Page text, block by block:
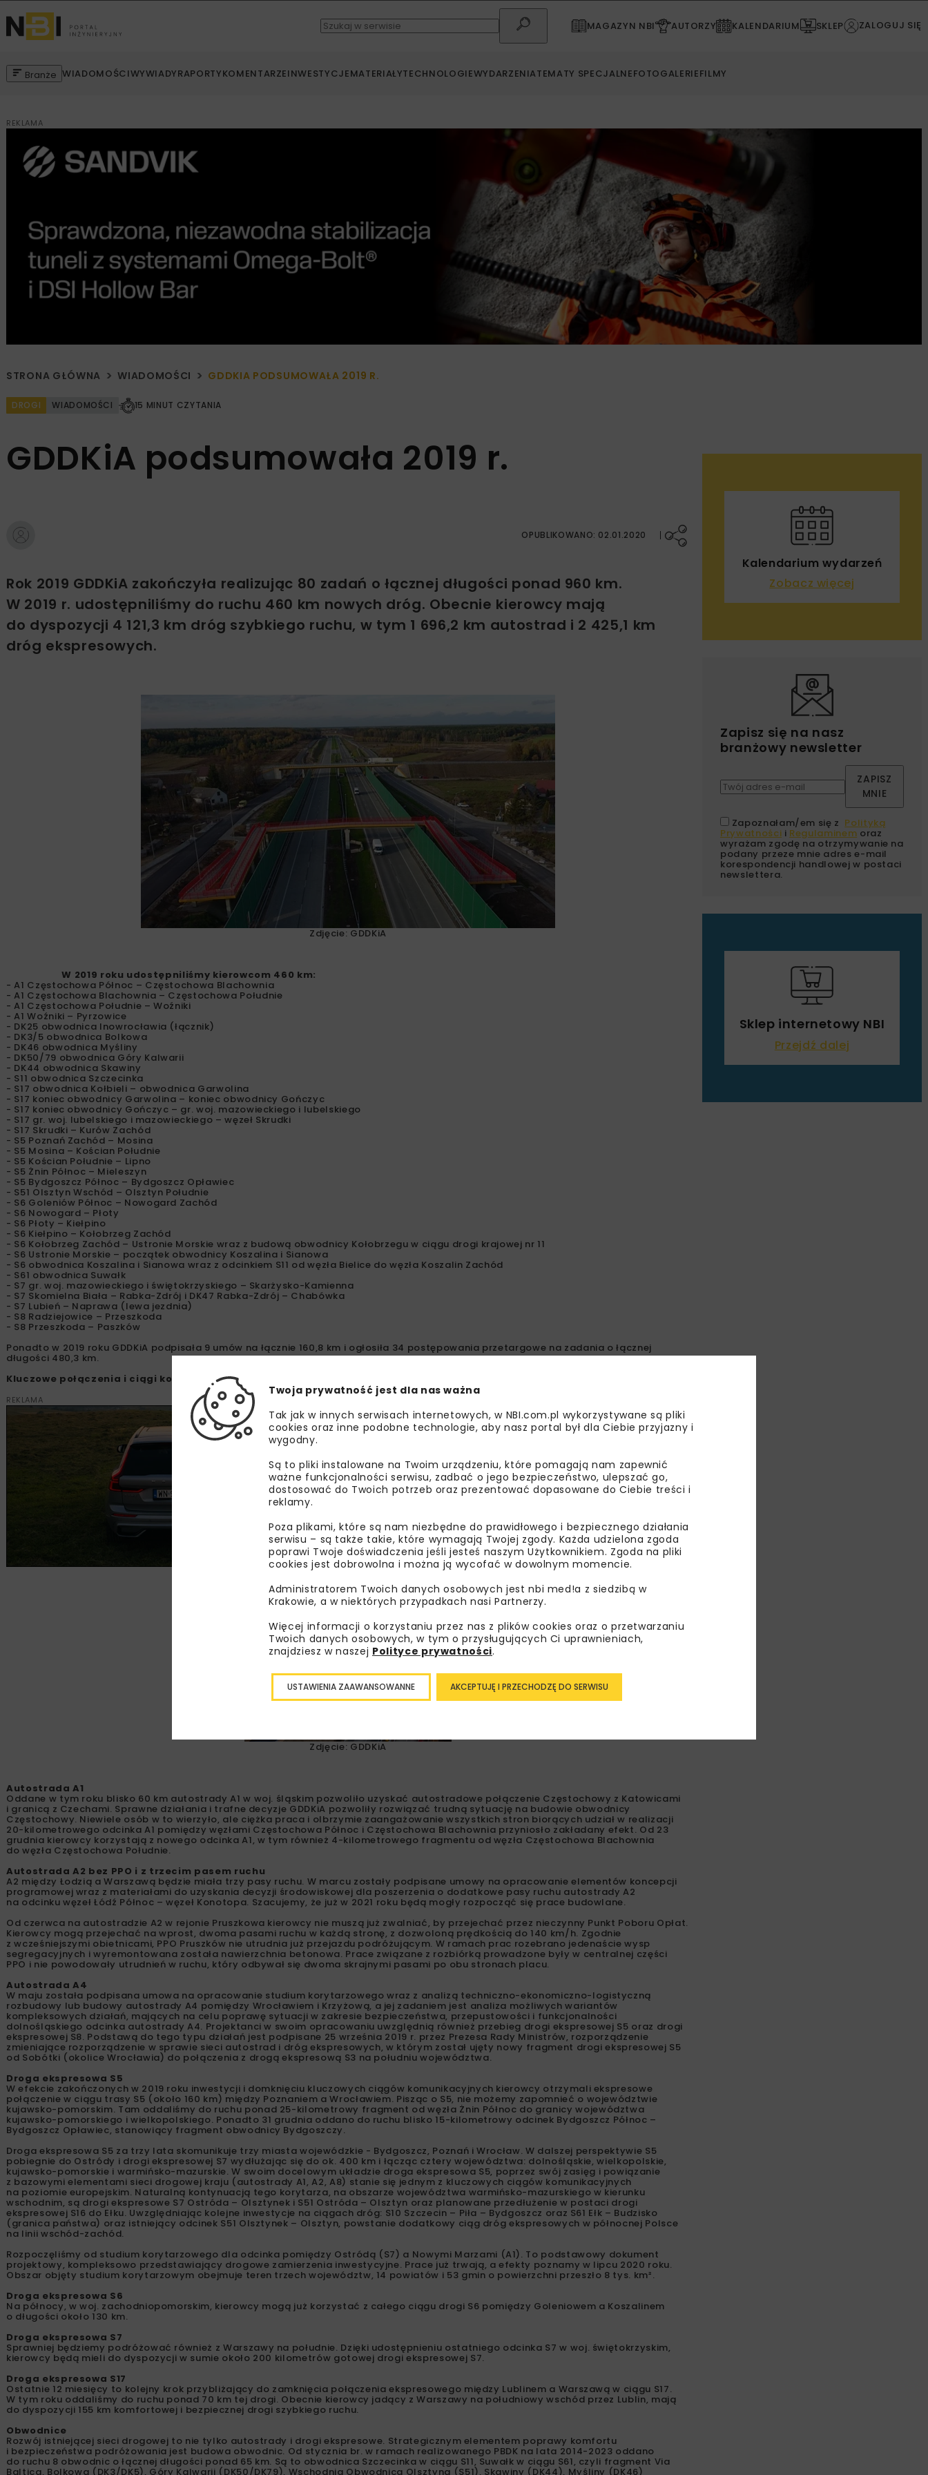
MAGAZYN NBI AUTORZY KALENDARIUM SKLEP ZALOGUJ SIĘ
Branże WIADOMOŚCIWYWIADYRAPORTYKOMENTARZEINWESTYCJEMATERIAŁYTECHNOLOGIEWYDARZENIATEMATY SPECJALNEFOTOGALERIEFILMY
REKLAMA
STRONA GŁÓWNA WIADOMOŚCI GDDKIA PODSUMOWAŁA 2019 R.
DROGI WIADOMOŚCI 15 MINUT CZYTANIA
GDDKiA podsumowała 2019 r.
OPUBLIKOWANO: 02.01.2020
Rok 2019 GDDKiA zakończyła realizując 80 zadań o łącznej długości ponad 960 km.
W 2019 r. udostępniliśmy do ruchu 460 km nowych dróg. Obecnie kierowcy mają
do dyspozycji 4 121,3 km dróg szybkiego ruchu, w tym 1 696,2 km autostrad i 2 425,1 km
dróg ekspresowych.
Zdjęcie: GDDKiA
W 2019 roku udostępniliśmy kierowcom 460 km:
- A1 Częstochowa Północ – Częstochowa Blachownia
- A1 Częstochowa Blachownia – Częstochowa Południe
- A1 Częstochowa Południe – Woźniki
- A1 Woźniki – Pyrzowice
- DK25 obwodnica Inowrocławia (łącznik)
- DK3/5 obwodnica Bolkowa
- DK46 obwodnica Myśliny
- DK50/79 obwodnica Góry Kalwarii
- DK44 obwodnica Skawiny
- S11 obwodnica Szczecinka
- S17 obwodnica Kołbieli – obwodnica Garwolina
- S17 koniec obwodnicy Garwolina – koniec obwodnicy Gończyc
- S17 koniec obwodnicy Gończyc – gr. woj. mazowieckiego i lubelskiego
- S17 gr. woj. lubelskiego i mazowieckiego – węzeł Skrudki
- S17 Skrudki – Kurów Zachód
- S5 Poznań Zachód – Mosina
- S5 Mosina – Kościan Południe
- S5 Kościan Południe – Lipno
- S5 Żnin Północ – Mieleszyn
- S5 Bydgoszcz Północ – Bydgoszcz Opławiec
- S51 Olsztyn Wschód – Olsztyn Południe
- S6 Goleniów Północ – Nowogard Zachód
- S6 Nowogard – Płoty
- S6 Płoty – Kiełpino
- S6 Kiełpino – Kołobrzeg Zachód
- S6 Kołobrzeg Zachód – Ustronie Morskie wraz z budową obwodnicy Kołobrzegu w ciągu drogi krajowej nr 11
- S6 Ustronie Morskie – początek obwodnicy Koszalina i Sianowa
- S6 obwodnica Koszalina i Sianowa wraz z odcinkiem S11 od węzła Bielice do węzła Koszalin Zachód
- S61 obwodnica Suwałk
- S7 gr. woj. mazowieckiego i świętokrzyskiego – Skarżysko-Kamienna
- S7 Skomielna Biała – Rabka-Zdrój i DK47 Rabka-Zdrój – Chabówka
- S7 Lubień – Naprawa (lewa jezdnia)
- S8 Radziejowice – Przeszkoda
- S8 Przeszkoda – Paszków
Ponadto w 2019 roku GDDKiA podpisała 9 umów na łącznie 160,8 km i ogłosiła 34 postępowania przetargowe na zadania o łącznej
długości 480,3 km.
Kluczowe połączenia i ciągi komunikacyjne
REKLAMA
Zdjęcie: GDDKiA
Autostrada A1
Oddane w tym roku blisko 60 km autostrady A1 w woj. śląskim pozwoliło uzyskać autostradowe połączenie Częstochowy z Katowicami
i granicą z Czechami. Sprawne działania i trafne decyzje GDDKiA pozwoliły rozwiązać trudną sytuację na budowie obwodnicy
Częstochowy. Niewiele osób w to wierzyło, ale ciężka praca i olbrzymie zaangażowanie wszystkich stron biorących udział w realizacji
20-kilometrowego odcinka A1 pomiędzy węzłami Częstochowa Północ i Częstochowa Blachownia przyniosło zakładany efekt. Od 23
grudnia kierowcy korzystają z nowego odcinka A1, w tym również 4-kilometrowego fragmentu od węzła Częstochowa Blachownia
do węzła Częstochowa Południe.
Autostrada A2 bez PPO i z trzecim pasem ruchu
A2 między Łodzią a Warszawą będzie miała trzy pasy ruchu. W marcu zostały podpisane umowy na opracowanie elementów koncepcji
programowej wraz z materiałami do uzyskania decyzji środowiskowej dla poszerzenia o dodatkowe pasy ruchu autostrady A2
na odcinku węzeł Łódź Północ – węzeł Konotopa. Szacujemy, że już w 2021 roku będą mogły rozpocząć się prace budowlane.
Od czerwca na autostradzie A2 w rejonie Pruszkowa kierowcy nie muszą już zwalniać, by przejechać przez nieczynny Punkt Poboru Opłat.
Kierowcy mogą przejechać na wprost, dwoma pasami ruchu w każdą stronę, z dozwoloną prędkością do 140 km/h. Zgodnie
z wcześniejszymi obietnicami, PPO Pruszków nie utrudnia już przejazdu podróżującym. W ramach prac rozebrano jedenaście wysp
segregacyjnych i wyremontowana została nawierzchnia betonowa. Prace związane z rozbiórką prowadzone były w centralnej części
PPO i nie powodowały utrudnień w ruchu, który odbywał się dwoma skrajnymi pasami po obu stronach placu.
Autostrada A4
W maju została podpisana umowa na opracowanie studium korytarzowego wraz z analizą techniczno-ekonomiczno-logistyczną
rozbudowy lub budowy autostrady A4 pomiędzy Wrocławiem i Krzyżową, a jej zadaniem jest analiza możliwych wariantów
kompleksowych działań, mających na celu poprawę sytuacji w zakresie bezpieczeństwa, przepustowości i funkcjonalności
dolnośląskiego odcinka autostrady A4. Projektanci w swoim opracowaniu uwzględnią również przebieg drogi ekspresowej S5 oraz drogi
ekspresowej S8. Podstawą do tego typu działań jest podpisane 25 września 2019 r. przez Prezesa Rady Ministrów, rozporządzenie
zmieniające rozporządzenie w sprawie sieci autostrad i dróg ekspresowych, w którym został ujęty nowy fragment drogi ekspresowej S5
od Sobótki (okolice Wrocławia) do połączenia z drogą ekspresową S3 na południu województwa.
Droga ekspresowa S5
W efekcie zakończonych w 2019 roku inwestycji i domknięciu kluczowych ciągów komunikacyjnych kierowcy otrzymali ekspresowe
połączenie w ciągu trasy S5 (około 160 km) między Poznaniem a Wrocławiem. Pisząc o S5, nie możemy zapomnieć o województwie
kujawsko-pomorskim. Tam oddaliśmy do ruchu ponad 25-kilometrowy fragment od węzła Żnin Północ do granicy województwa
kujawsko-pomorskiego i wielkopolskiego. Ponadto 31 grudnia oddano do ruchu blisko 15-kilometrowy odcinek Bydgoszcz Północ –
Bydgoszcz Opławiec, stanowiący fragment obwodnicy Bydgoszczy.
Droga ekspresowa S5 za trzy lata skomunikuje trzy miasta wojewódzkie - Bydgoszcz, Poznań i Wrocław. W dalszej perspektywie S5
pobiegnie do Ostródy i drogi ekspresowej S7 wydłużając się do ok. 400 km i łącząc cztery województwa: dolnośląskie, wielkopolskie,
kujawsko-pomorskie i warmińsko-mazurskie. W swoim docelowym układzie droga ekspresowa S5, poprzez swój zasięg i powiązanie
z bazowymi elementami sieci drogowej kraju (autostrady A1, A2, A8) stanie się jednym z kluczowych ciągów komunikacyjnych
na poziomie europejskim. Naturalną kontynuacją tego korytarza, na obszarze województwa warmińsko-mazurskiego w kierunku
wschodnim, są drogi ekspresowe S7 Ostróda – Olsztynek i S51 Ostróda – Olsztyn oraz planowane przedłużenie w postaci drogi
ekspresowej S16 do Ełku. Uwzględniając kolejne inwestycje na ciągach dróg: S10 Szczecin – Piła – Bydgoszcz oraz S61 Ełk – Budzisko
(granica państwa) oraz istniejący odcinek S51 Olsztynek – Olsztyn, powstanie dodatkowy ciąg dróg ekspresowych w północnej Polsce
na linii wschód-zachód.
Rozpoczęliśmy od studium korytarzowego dla odcinka pomiędzy Ostródą (S7) a Nowymi Marzami (A1). To podstawowy dokument
projektowy, kompleksowo przedstawiający drogowe zamierzenia inwestycyjne. Prace już trwają, a efekty poznamy w lipcu 2020 roku.
Obszar objęty studium korytarzowym obejmuje teren trzech województw, 14 powiatów i 53 gmin o powierzchni przeszło 8 tys. km².
Droga ekspresowa S6
Na północy, w woj. zachodniopomorskim, kierowcy mogą już korzystać z całego ciągu drogi S6 pomiędzy Goleniowem a Koszalinem
o długości około 130 km.
Droga ekspresowa S7
Sprawniej będziemy podróżować również z Warszawy na południe. Dzięki udostępnieniu ostatniego odcinka S7 w woj. świętokrzyskim,
kierowcy będą mieli do dyspozycji w sumie około 200 kilometrów gotowej drogi ekspresowej S7.
Droga ekspresowa S17
Ostatnie 12 miesięcy to kolejny krok przybliżający do zamknięcia połączenia ekspresowego między Lublinem a Warszawą w ciągu S17.
W tym roku oddaliśmy do ruchu ponad 70 km tej drogi. Obecnie kierowcy jadący z Warszawy na południowy wschód przez Lublin, mają
do dyspozycji 155 km komfortowej i bezpiecznej drogi szybkiego ruchu.
Obwodnice
Rozwój istniejącej sieci drogowej to nie tylko autostrady i drogi ekspresowe. Strategicznym elementem poprawy komfortu
i bezpieczeństwa podróżowania jest budowa obwodnic. Od stycznia br. w ramach realizowanego PBDK na lata 2014-2023 oddano
do ruchu 8 obwodnic o łącznej długości ponad 65 km. Są to obwodnica Szczecinka w ciągu S11, Suwałk w ciągu S61, czyli fragment Via
Baltica, Bolkowa (DK3/DK5), Góry Kalwarii (DK50/DK79), Wschodnia Obwodnica Olsztyna (S51), Skawiny (DK44), Myśliny (DK46)
Kalendarium wydarzeń
Zobacz więcej
Zapisz się na nasz
branżowy newsletter
ZAPISZ
MNIE
Zapoznałam/em się z Polityką
Prywatności i Regulaminem oraz
wyrażam zgodę na otrzymywanie na
podany przeze mnie adres e-mail
korespondencji handlowej w postaci
newslettera.
Sklep internetowy NBI
Przejdź dalej
Twoja prywatność jest dla nas ważna
Tak jak w innych serwisach internetowych, w NBI.com.pl wykorzystywane są pliki
cookies oraz inne podobne technologie, aby nasz portal był dla Ciebie przyjazny i
wygodny.
Są to pliki instalowane na Twoim urządzeniu, które pomagają nam zapewnić
ważne funkcjonalności serwisu, zadbać o jego bezpieczeństwo, ulepszać go,
dostosować do Twoich potrzeb oraz prezentować dopasowane do Ciebie treści i
reklamy.
Poza plikami, które są nam niezbędne do prawidłowego i bezpiecznego działania
serwisu – są także takie, które wymagają Twojej zgody. Każda udzielona zgoda
poprawi Twoje doświadczenia jeśli jesteś naszym Użytkownikiem. Zgoda na pliki
cookies jest dobrowolna i można ją wycofać w dowolnym momencie.
Administratorem Twoich danych osobowych jest nbi med!a z siedzibą w
Krakowie, a w niektórych przypadkach nasi Partnerzy.
Więcej informacji o korzystaniu przez nas z plików cookies oraz o przetwarzaniu
Twoich danych osobowych, w tym o przysługujących Ci uprawnieniach,
znajdziesz w naszej Polityce prywatności.
AKCEPTUJĘ I PRZECHODZĘ DO SERWISU
USTAWIENIA ZAAWANSOWANNE